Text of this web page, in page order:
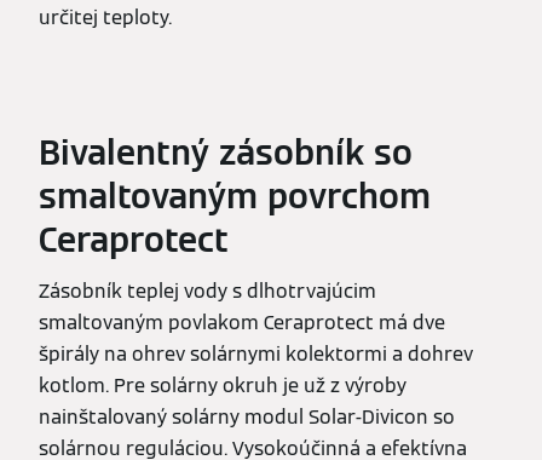
určitej teploty.
Bivalentný zásobník so
smaltovaným povrchom
Ceraprotect
Zásobník teplej vody s dlhotrvajúcim
smaltovaným povlakom Ceraprotect má dve
špirály na ohrev solárnymi kolektormi a dohrev
kotlom. Pre solárny okruh je už z výroby
nainštalovaný solárny modul Solar-Divicon so
solárnou reguláciou. Vysokoúčinná a efektívna